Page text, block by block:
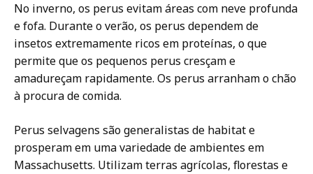
No inverno, os perus evitam áreas com neve profunda
e fofa. Durante o verão, os perus dependem de
insetos extremamente ricos em proteínas, o que
permite que os pequenos perus cresçam e
amadureçam rapidamente. Os perus arranham o chão
à procura de comida.
Perus selvagens são generalistas de habitat e
prosperam em uma variedade de ambientes em
Massachusetts. Utilizam terras agrícolas, florestas e